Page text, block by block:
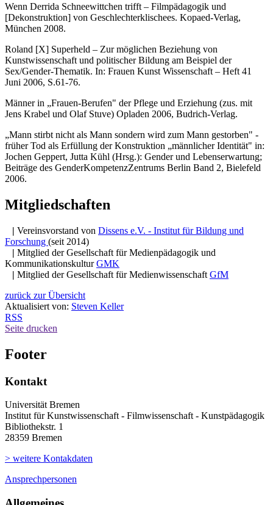
Wenn Derrida Schneewittchen trifft – Filmpädagogik und
[Dekonstruktion] von Geschlechterklischees. Kopaed-Verlag,
München 2008.
Roland [X] Superheld – Zur möglichen Beziehung von
Kunstwissenschaft und politischer Bildung am Beispiel der
Sex/Gender-Thematik. In: Frauen Kunst Wissenschaft – Heft 41
Juni 2006, S.61-76.
Männer in „Frauen-Berufen" der Pflege und Erziehung (zus. mit
Jens Krabel und Olaf Stuve) Opladen 2006, Budrich-Verlag.
„Mann stirbt nicht als Mann sondern wird zum Mann gestorben" -
früher Tod als Erfüllung der Konstruktion „männlicher Identität" in:
Jochen Geppert, Jutta Kühl (Hrsg.): Gender und Lebenserwartung;
Beiträge des GenderKompetenzZentrums Berlin Band 2, Bielefeld
2006.
Mitgliedschaften
| Vereinsvorstand von Dissens e.V. - Institut für Bildung und
Forschung (seit 2014)
| Mitglied der Gesellschaft für Medienpädagogik und
KommunikationskulturGMK
| Mitglied der Gesellschaft für Medienwissenschaft GfM
zurück zur Übersicht
Aktualisiert von: Steven Keller
RSS
Seite drucken
Footer
Kontakt
Universität Bremen
Institut für Kunstwissenschaft - Filmwissenschaft - Kunstpädagogik
Bibliothekstr. 1
28359 Bremen
> weitere Kontakdaten
Ansprechpersonen